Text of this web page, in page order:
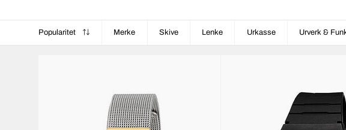
Popularitet Merke Skive Lenke Urkasse Urverk &